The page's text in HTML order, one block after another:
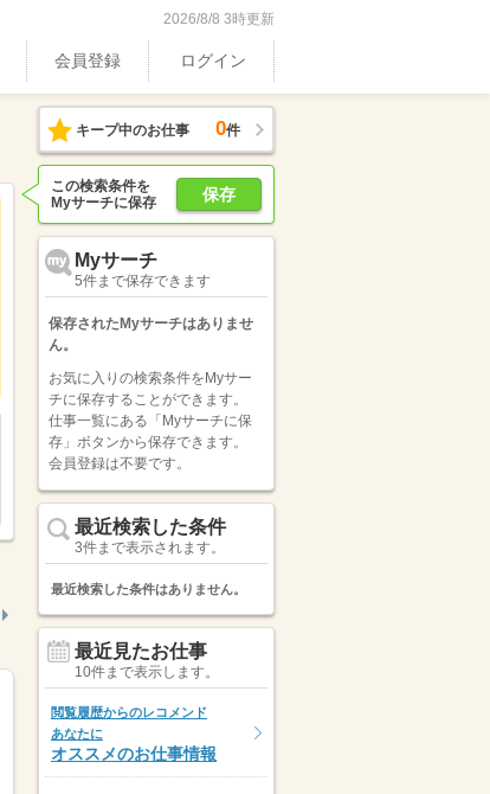
2026/8/8 3時更新
会員登録 ログイン
キープ中のお仕事 0件
保存
この検索条件を
Myサーチに保存
Myサーチ
5件まで保存できます
保存されたMyサーチはありませ
ん。
お気に入りの検索条件をMyサー
チに保存することができます。
仕事一覧にある「Myサーチに保
存」ボタンから保存できます。
会員登録は不要です。
最近検索した条件
3件まで表示されます。
最近検索した条件はありません。
最近見たお仕事
10件まで表示します。
閲覧履歴からのレコメンド
あなたに
オススメのお仕事情報